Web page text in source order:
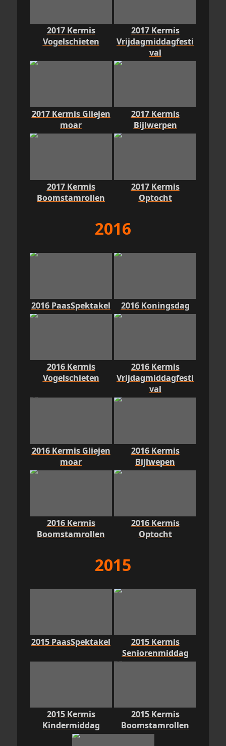
2017 Kermis
Vogelschieten
2017 Kermis
Vrijdagmiddagfesti
val
2017 Kermis Gliejen
moar
2017 Kermis
Bijlwerpen
2017 Kermis
Boomstamrollen
2017 Kermis
Optocht
2016
2016 PaasSpektakel 2016 Koningsdag
2016 Kermis
Vogelschieten
2016 Kermis
Vrijdagmiddagfesti
val
2016 Kermis Gliejen
moar
2016 Kermis
Bijlwepen
2016 Kermis
Boomstamrollen
2016 Kermis
Optocht
2015
2015 PaasSpektakel
2015 Kermis
Seniorenmiddag
2015 Kermis
Kindermiddag
2015 Kermis
Boomstamrollen